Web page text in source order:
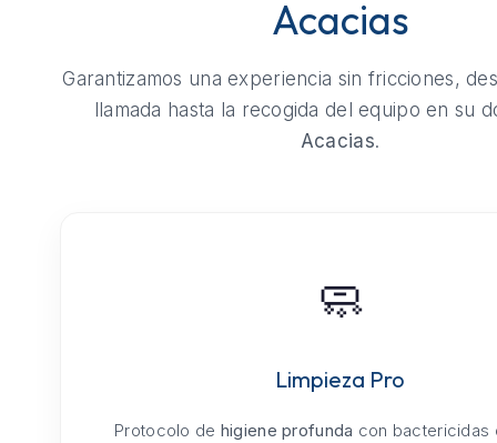
Acacias
Garantizamos una experiencia sin fricciones,
llamada hasta la recogida del equipo en su
Acacias.
🧼
Limpieza Pro
Protocolo de higiene profunda con bactericidas